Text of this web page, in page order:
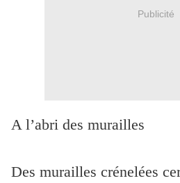
Publicité
A l’abri des murailles
Des murailles crénelées